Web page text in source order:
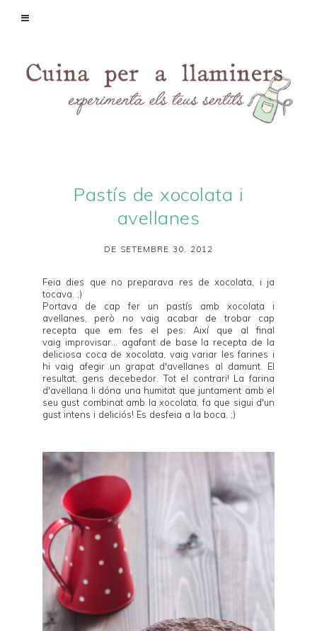
Pastís de xocolata i
avellanes
DE SETEMBRE 30, 2012
Feia dies que no preparava res de xocolata, i ja
tocava. ;)
Portava de cap fer un pastís amb xocolata i
avellanes, però no vaig acabar de trobar cap
recepta que em fes el pes. Així que al final
vaig improvisar... agafant de base la recepta de la
deliciosa coca de xocolata , vaig variar les farines i
hi vaig afegir un grapat d'avellanes al damunt. El
resultat, gens decebedor. Tot el contrari! La farina
d'avellana li dóna una humitat que juntament amb el
seu gust combinat amb la xocolata, fa que sigui d'un
gust intens i deliciós! Es desfeia a la boca. ;)